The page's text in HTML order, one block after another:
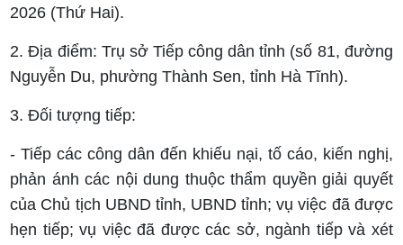
2026 (Thứ Hai).
2. Địa điểm: Trụ sở Tiếp công dân tỉnh (số 81, đường
Nguyễn Du, phường Thành Sen, tỉnh Hà Tĩnh).
3. Đối tượng tiếp:
- Tiếp các công dân đến khiếu nại, tố cáo, kiến nghị,
phản ánh các nội dung thuộc thẩm quyền giải quyết
của Chủ tịch UBND tỉnh, UBND tỉnh; vụ việc đã được
hẹn tiếp; vụ việc đã được các sở, ngành tiếp và xét